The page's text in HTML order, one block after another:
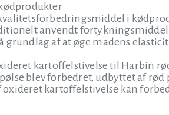
i
anvendt
af at øge madens
kartoffelstivelse til Harbin
blev forbedret, udbyttet af
kartoffelstivelse kan